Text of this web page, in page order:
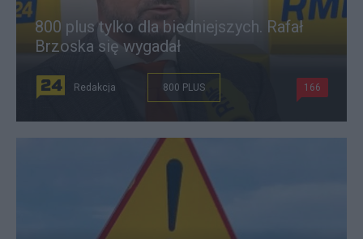
800 plus tylko dla biedniejszych. Rafał
Brzoska się wygadał
Redakcja 800 PLUS 166